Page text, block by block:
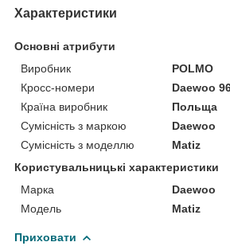
Характеристики
Основні атрибути
Виробник
POLMO
Кросс-номери
Daewoo
Країна виробник
Польща
Сумісність з маркою
Daewoo
Сумісність з моделлю
Matiz
Користувальницькі характеристики
Марка
Daewoo
Мoдель
Matiz
Приховати